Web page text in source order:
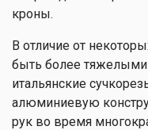
кроны.
В отличие от
быть более
итальянские
алюминиевую
рук во время